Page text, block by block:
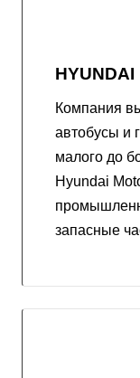
HYUNDAI
Компания
автобусы и
малого до
Hyundai
запасные